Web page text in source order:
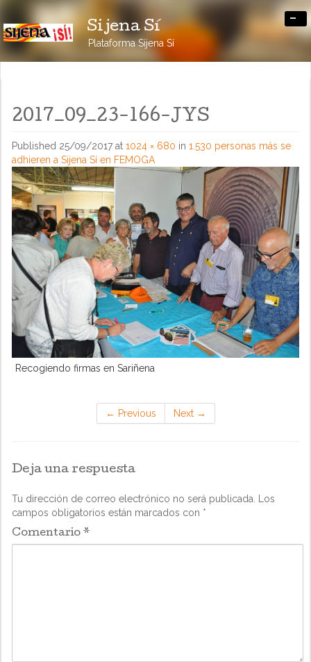
Sijena Sí
Plataforma Sijena Sí
-
2017_09_23-166-JYS
Published 25/09/2017 at 1024 × 680 in 1.530 personas más se
adhieren a Sijena Sí en FEMOGA
Recogiendo firmas en Sariñena
← Previous Next →
Deja una respuesta
Tu dirección de correo electrónico no será publicada.
Los
campos obligatorios están marcados con *
Comentario *